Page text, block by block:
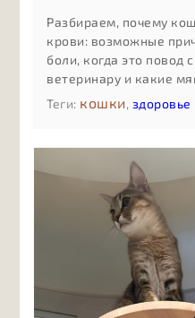
Разбираем, почему
крови: возможные
боли, когда это повод
ветеринару и какие
предпринять владелец
поддержать питомца и
Теги: кошки, здоровье